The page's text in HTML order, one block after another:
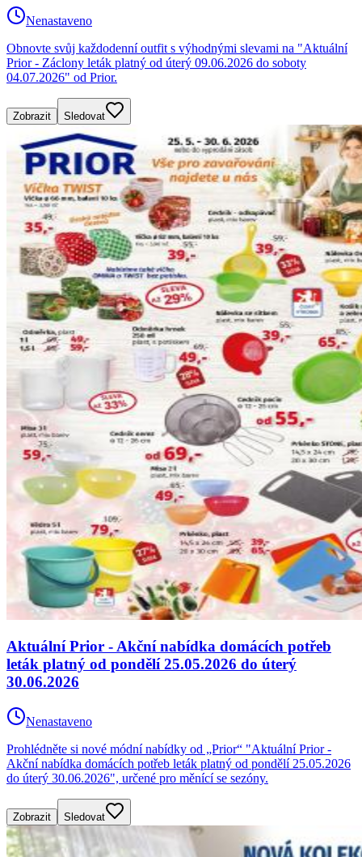
Nenastaveno
Obnovte svůj každodenní outfit s výhodnými slevami na "Aktuální
Prior - Záclony leták platný od úterý 09.06.2026 do soboty
04.07.2026" od Prior.
Zobrazit Sledovat
Aktuální Prior - Akční nabídka domácích potřeb
leták platný od pondělí 25.05.2026 do úterý
30.06.2026
Nenastaveno
Prohlédněte si nové módní nabídky od „Prior“ "Aktuální Prior -
Akční nabídka domácích potřeb leták platný od pondělí 25.05.2026
do úterý 30.06.2026", určené pro měnící se sezóny.
Zobrazit Sledovat